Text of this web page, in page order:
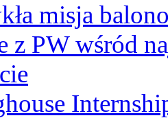
misja
z PW wśród